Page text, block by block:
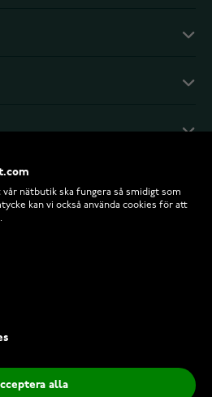
480,00 Kr
nätbutik ska fungera så smidigt som
kan vi också använda cookies för att
alla